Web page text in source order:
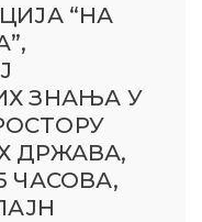
“НА
ЗНАЊА У
ДРЖАВА,
ЧАСОВА,